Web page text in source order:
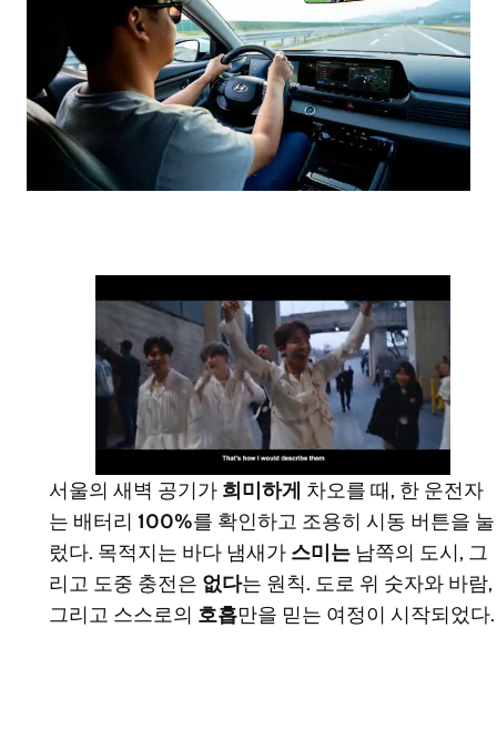
서울의 새벽 공기가 희미하게 차오를 때, 한 운전자
는 배터리 100%를 확인하고 조용히 시동 버튼을 눌
렀다. 목적지는 바다 냄새가 스미는 남쪽의 도시, 그
리고 도중 충전은 없다는 원칙. 도로 위 숫자와 바람,
그리고 스스로의 호흡만을 믿는 여정이 시작되었다.